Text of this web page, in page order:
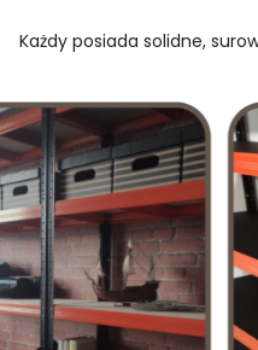
Każdy posiada solidne,